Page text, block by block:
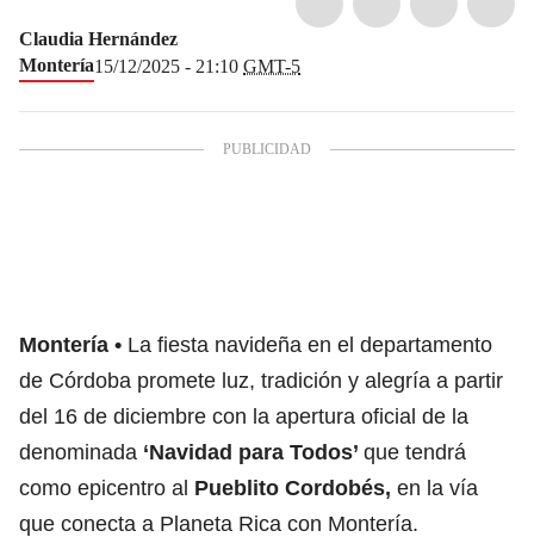
Claudia Hernández
Montería15/12/2025 - 21:10 GMT-5
Montería
La fiesta navideña en el departamento
de Córdoba promete luz, tradición y alegría a partir
del 16 de diciembre con la apertura oficial de la
denominada ‘Navidad para Todos’ que tendrá
como epicentro al Pueblito Cordobés, en la vía
que conecta a Planeta Rica con Montería.